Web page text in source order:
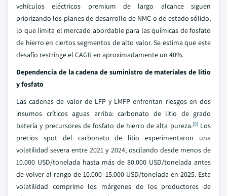
vehículos eléctricos premium de largo alcance siguen
priorizando los planes de desarrollo de NMC o de estado sólido,
lo que limita el mercado abordable para las químicas de fosfato
de hierro en ciertos segmentos de alto valor. Se estima que este
desafío restringe el CAGR en aproximadamente un 40%.
Dependencia de la cadena de suministro de materiales de litio
y fosfato
Las cadenas de valor de LFP y LMFP enfrentan riesgos en dos
insumos críticos aguas arriba: carbonato de litio de grado
batería y precursores de fosfato de hierro de alta pureza.[5]Los
precios spot del carbonato de litio experimentaron una
volatilidad severa entre 2021 y 2024, oscilando desde menos de
10.000 USD/tonelada hasta más de 80.000 USD/tonelada antes
de volver al rango de 10.000–15.000 USD/tonelada en 2025. Esta
volatilidad comprime los márgenes de los productores de